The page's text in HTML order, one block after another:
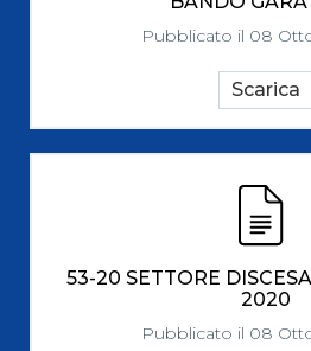
Pubblicato il 08
Scarica
53-20 SETTORE
2020
Pubblicato il 08